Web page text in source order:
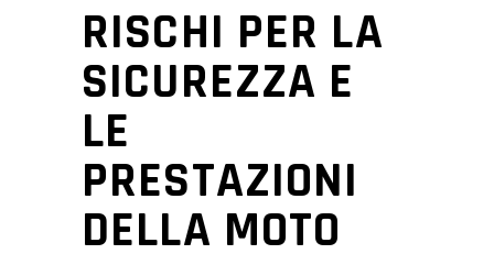
RISCHI PER LA
SICUREZZA E
LE
PRESTAZIONI
DELLA MOTO